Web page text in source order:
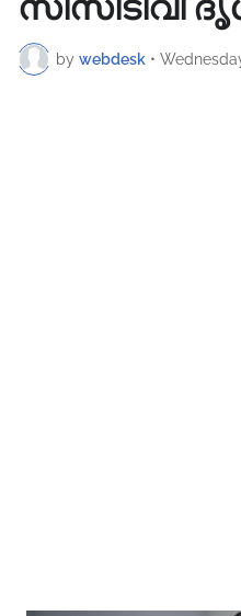
by webdesk •